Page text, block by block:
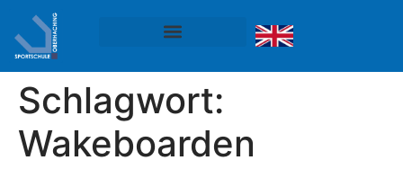
Schlagwort:
Wakeboarden